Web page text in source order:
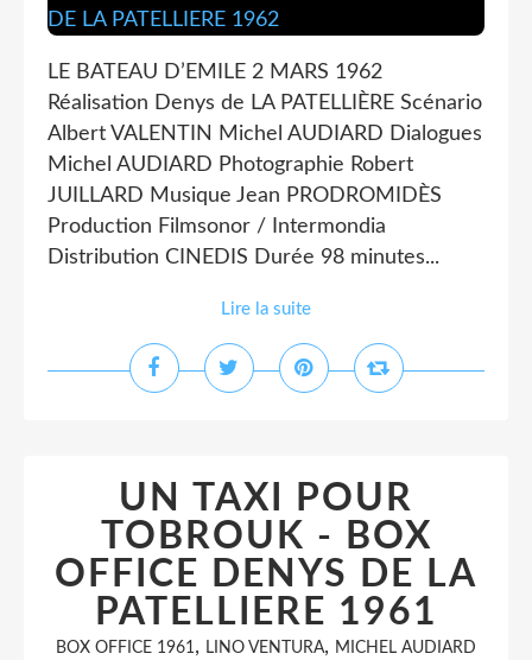
LE BATEAU D’EMILE 2 MARS 1962
Réalisation Denys de LA PATELLIÈRE Scénario
Albert VALENTIN Michel AUDIARD Dialogues
Michel AUDIARD Photographie Robert
JUILLARD Musique Jean PRODROMIDÈS
Production Filmsonor / Intermondia
Distribution CINEDIS Durée 98 minutes...
Lire la suite
UN TAXI POUR
TOBROUK - BOX
OFFICE DENYS DE LA
PATELLIERE 1961
BOX OFFICE 1961, LINO VENTURA, MICHEL AUDIARD